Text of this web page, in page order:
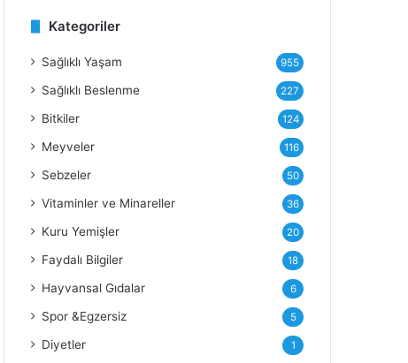
Kategoriler
Sağlıklı Yaşam 955
Sağlıklı Beslenme 227
Bitkiler 124
Meyveler 116
Sebzeler 50
Vitaminler ve Minareller 36
Kuru Yemişler 20
Faydalı Bilgiler 18
Hayvansal Gıdalar 6
Spor &Egzersiz 5
Diyetler 1